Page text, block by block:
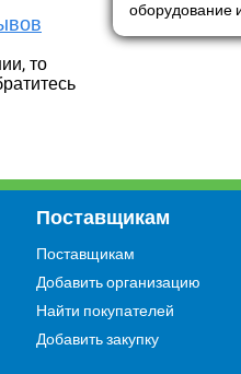
то
оборудование
Поставщикам
Поставщикам
Добавить организацию
Найти покупателей
Добавить закупку